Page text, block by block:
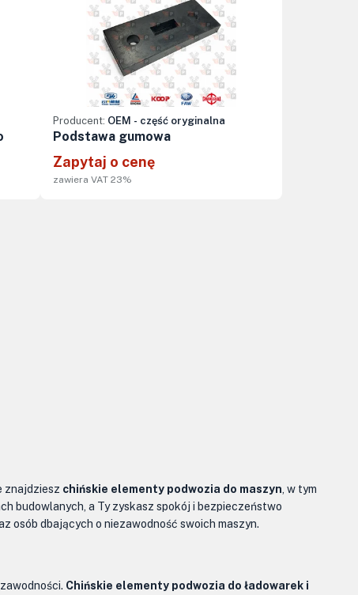
Producent: OEM - część oryginalna
Podstawa gumowa
Zapytaj o cenę
zawiera VAT 23%
znajdziesz chińskie elementy podwozia do maszyn , w tym
budowlanych, a Ty zyskasz spokój i bezpieczeństwo
osób dbających o niezawodność swoich maszyn.
Chińskie elementy podwozia do ładowarek i